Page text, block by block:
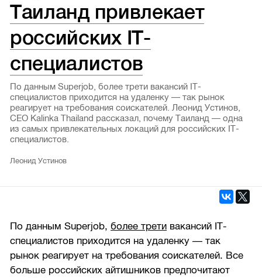
Таиланд привлекает
российских IT-
специалистов
По данным Superjob, более трети вакансий IT-
специалистов приходится на удаленку — так рынок
реагирует на требования соискателей. Леонид Устинов,
CEO Kalinka Thailand рассказал, почему Таиланд — одна
из самых привлекательных локаций для российских IT-
специалистов.
Леонид Устинов
По данным Superjob,более трети вакансий IT-
специалистов приходится на удаленку — так
рынок реагирует на требования соискателей. Все
больше российских айтишников предпочитают